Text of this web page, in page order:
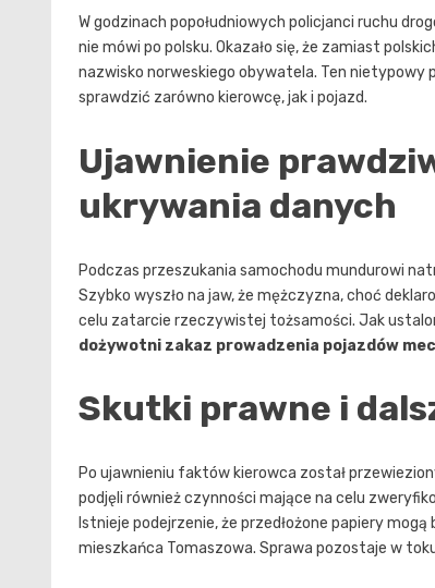
W godzinach popołudniowych policjanci ruchu
nie mówi po polsku. Okazało się, że zamiast
nazwisko norweskiego obywatela. Ten nietypowy
sprawdzić zarówno kierowcę, jak i pojazd.
Ujawnienie
ukrywania danych
Podczas przeszukania samochodu mundurowi
Szybko wyszło na jaw, że mężczyzna, choć
celu zatarcie rzeczywistej tożsamości. Jak
dożywotni zakaz prowadzenia pojazdów
Skutki prawne i
Po ujawnieniu faktów kierowca został
podjęli również czynności mające na celu
Istnieje podejrzenie, że przedłożone papiery
mieszkańca Tomaszowa. Sprawa pozostaje w